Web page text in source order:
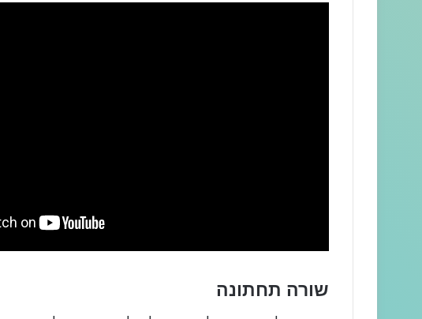
שורה תחתונה